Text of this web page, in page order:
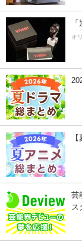
オ
芸
ス